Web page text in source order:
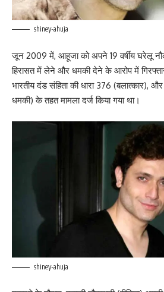
shiney-ahuja
जून 2009 में, आहूजा को अपने 19 वर्षीय घरेलू
हिरासत में लेने और धमकी देने के आरोप में
भारतीय दंड संहिता की धारा 376 (बलात्कार),
धमकी) के तहत मामला दर्ज किया गया था।
shiney-ahuja